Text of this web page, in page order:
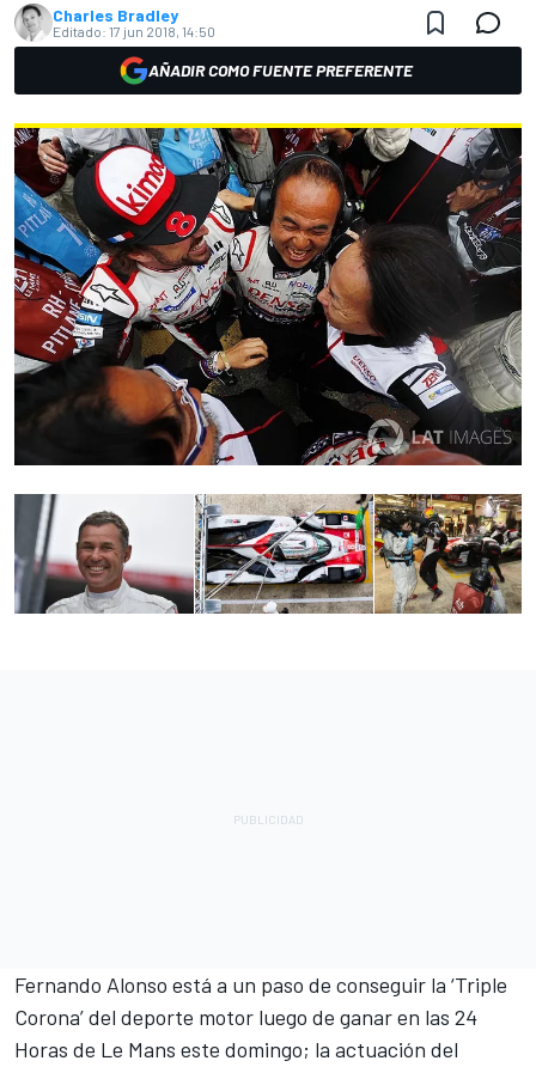
Charles Bradley
Editado: 17 jun 2018, 14:50
AÑADIR COMO FUENTE PREFERENTE
Fernando Alonso está a un paso de conseguir la ‘Triple
Corona’ del deporte motor luego de ganar en las 24
Horas de Le Mans este domingo; la actuación del